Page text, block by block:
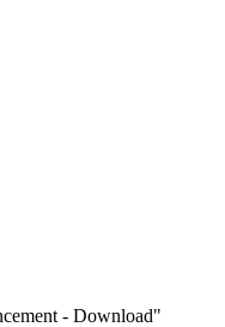
- Download"